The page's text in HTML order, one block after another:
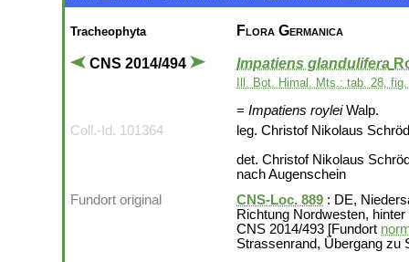
Tracheophyta
CNS 2014/494
Flora Germanica
Impatiens glandulifera
Ill. Bot. Himal. Mts.: tab. 28,
= Impatiens royleiWalp.
Coll.-Id. 101364
leg. Christof Nikolaus
det. Christof Nikolaus
nach Augenschein
Fundort original
CNS-Loc. 889 : DE,
Richtung Nordwesten,
CNS 2014/493 [Fundort
Strassenrand, Übergang zu